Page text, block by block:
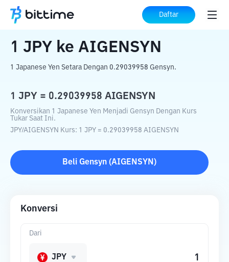
Daftar
Beranda Konverter Kripto ke AIGENSYN
1 JPY ke AIGENSYN
1 Japanese Yen Setara Dengan 0.29039958 Gensyn.
1 JPY = 0.29039958 AIGENSYN
Konversikan 1 Japanese Yen Menjadi Gensyn Dengan Kurs
Tukar Saat Ini.
JPY/AIGENSYN Kurs: 1 JPY = 0.29039958 AIGENSYN
Beli Gensyn (AIGENSYN )
Konversi
Dari
JPY